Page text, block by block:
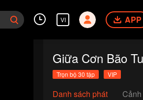
VI APP
Giữa Cơn Bão
Trọn bộ 30 tập VIP
Danh sách phát